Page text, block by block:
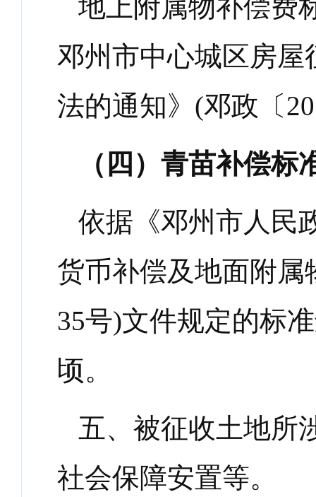
地上附属物补偿费
邓州市中心城区房
法的通知》 (邓政〔
（四）青苗补偿标
依据《邓州市人民
货币补偿及地面附
35号)文件规定的标
顷。
五、被征收土地所
社会保障安置等。